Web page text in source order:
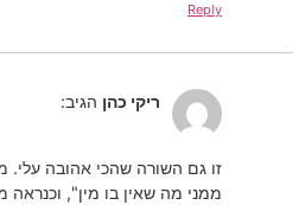
Reply
ריקי כהן הגיב:
זו גם השורה שהכי אהובה
ממני מה שאין בו מין",